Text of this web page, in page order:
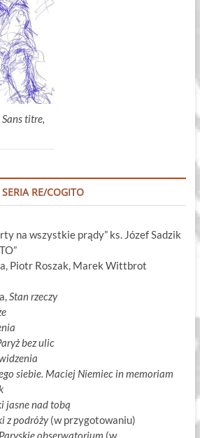
titre,
SERIA RE/COGITO
na wszystkie prądy” ks. Józef Sadzik
Piotr Roszak, Marek Wittbrot
Stan rzeczy
bez ulic
siebie. Maciej Niemiec in memoriam
jasne nad tobą
z podróży(w przygotowaniu)
Paryskie obserwatorium (w